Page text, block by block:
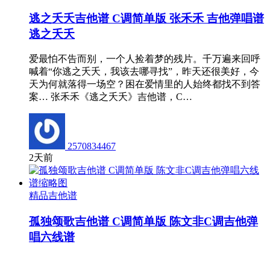
逃之夭夭吉他谱 C调简单版 张禾禾 吉他弹唱谱
逃之夭夭
爱最怕不告而别，一个人捡着梦的残片。千万遍来回呼
喊着“你逃之夭夭，我该去哪寻找”，昨天还很美好，今
天为何就落得一场空？困在爱情里的人始终都找不到答
案… 张禾禾《逃之夭夭》吉他谱，C…
2570834467
2天前
精品吉他谱
孤独颂歌吉他谱 C调简单版 陈文非C调吉他弹
唱六线谱